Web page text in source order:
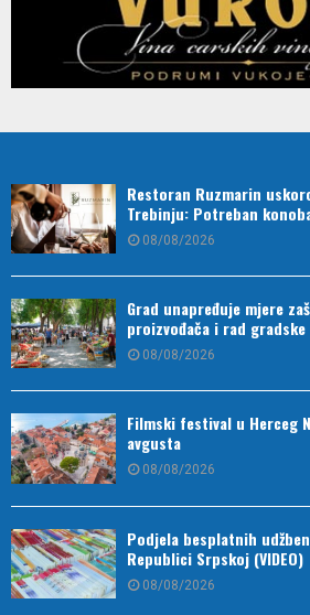
Restoran Ruzmarin
Trebinju: Potreban
08/08/2026
Grad unapređuje mjere
proizvođača i rad
08/08/2026
Filmski festival u Herceg
avgusta
08/08/2026
Podjela besplatnih
Republici Srpskoj (VIDEO)
08/08/2026